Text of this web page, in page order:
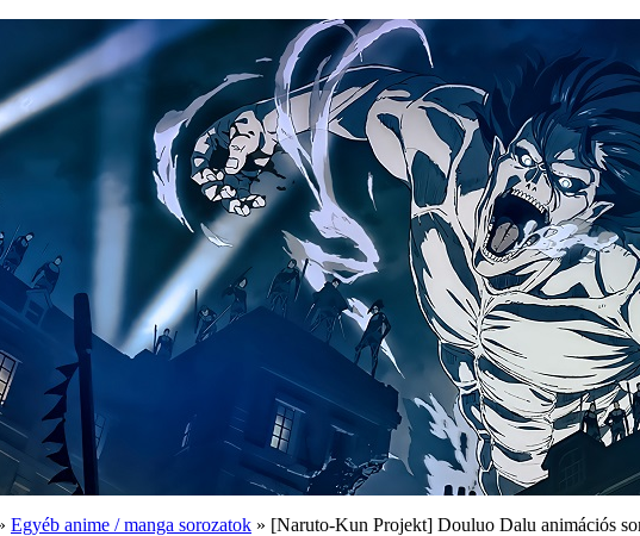
Egyéb anime / manga sorozatok » [Naruto-Kun Projekt] Douluo Dalu animációs